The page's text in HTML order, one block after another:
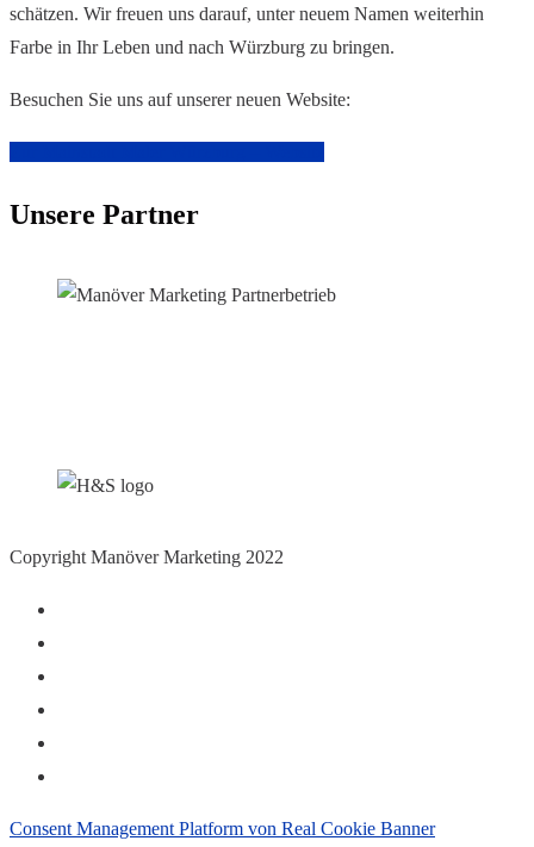
schätzen. Wir freuen uns darauf, unter neuem Namen weiterhin
Farbe in Ihr Leben und nach Würzburg zu bringen.
Besuchen Sie uns auf unserer neuen Website:
Unsere Partner
Copyright Manöver Marketing 2022
Consent Management Platform von Real Cookie Banner